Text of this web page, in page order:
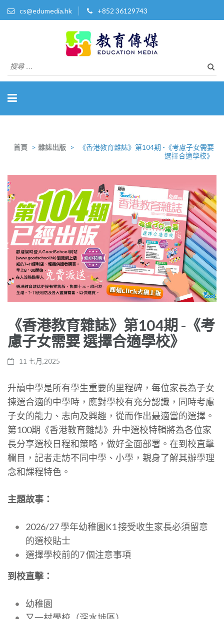
cs@edumedia.hk +852 36129743
教育傳媒集團有限公司
搜
尋
首頁 > 雜誌出版 >
《香港教育雜誌》第104期 -《考慮子女需要
選擇合適學校》
《香港教育雜誌》第104期 -《考
慮子女需要 選擇合適學校》
11 七月,2025
升讀中學是所有學生重要的里程碑，每位家長為子女
揀選合適的中學時，應對學校有充分認識，同時考慮
子女的能力、志向及興趣，從而作出最適當的選擇。
第100期《香港教育雜誌》升中選校特輯將為各位家
長分享選校日程和策略，做好全面部署。在到校直擊
欄目，記者走訪不同中學、小學，親身了解其辦學理
念和課程特色。
主題故事：
2026/27 學年幼稚園K1 接受收生家長必須留意
的選校貼士
選擇學校前的7 個注意事項
到校直擊：
幼稚園